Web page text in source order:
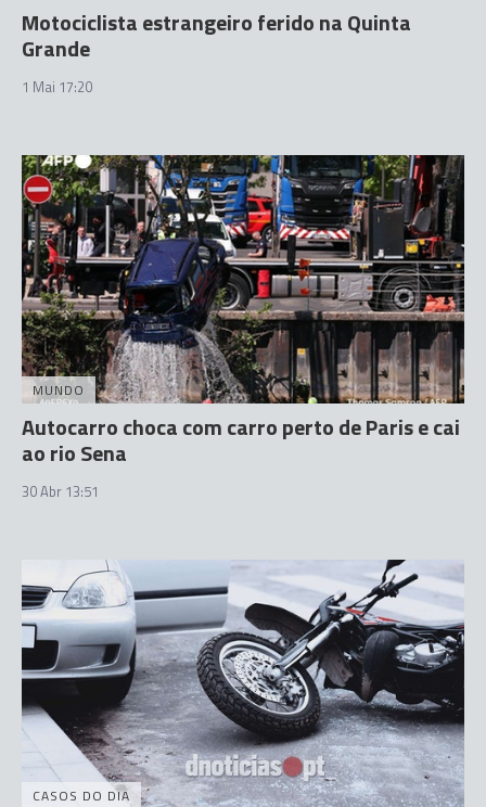
Motociclista estrangeiro ferido na Quinta
Grande
1 Mai 17:20
MUNDO
Autocarro choca com carro perto de Paris e cai
ao rio Sena
30 Abr 13:51
CASOS DO DIA